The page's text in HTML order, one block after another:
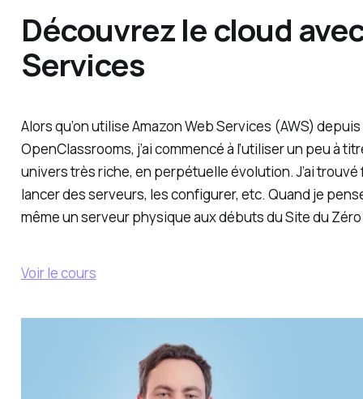
Découvrez le cloud
Services
Alors qu’on utilise Amazon Web Services (AWS)
OpenClassrooms, j’ai commencé à l’utiliser un peu à
univers très riche, en perpétuelle évolution. J’ai trouvé
lancer des serveurs, les configurer, etc. Quand je
même un serveur physique aux débuts du Site du Zéro
Voir le cours